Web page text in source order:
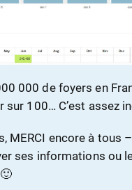
000 de foyers en
sur 100… C’est assez
MERCI encore à tous
ses informations ou